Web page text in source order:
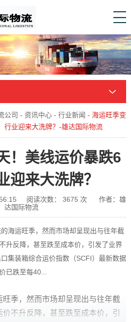
公司 - 资讯中心 - 行业新闻 - 海运旺季变
行业迎来大洗牌？-雄达国际物流
！美线运价暴跌6
迎来大洗牌？
阅读次数： 3675 次
作者：雄
达国际物流
运旺季，然而市场却呈现出与往年截
反降，甚至跌至成本价，引发了业界
装箱综合运价指数（SCFI）最新数据
已跌至每40...
季，然而市场却呈现出与往年截
不升反降，甚至跌至成本价，引